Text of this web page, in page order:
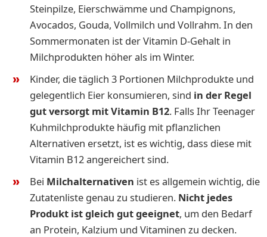
Steinpilze, Eierschwämme und Champignons,
Avocados, Gouda, Vollmilch und Vollrahm. In den
Sommermonaten ist der Vitamin D-Gehalt in
Milchprodukten höher als im Winter.
Kinder, die täglich 3 Portionen Milchprodukte und
gelegentlich Eier konsumieren, sind in der Regel
gut versorgt mit Vitamin B12. Falls Ihr Teenager
Kuhmilchprodukte häufig mit pflanzlichen
Alternativen ersetzt, ist es wichtig, dass diese mit
Vitamin B12 angereichert sind.
Bei Milchalternativen ist es allgemein wichtig, die
Zutatenliste genau zu studieren. Nicht jedes
Produkt ist gleich gut geeignet, um den Bedarf
an Protein, Kalzium und Vitaminen zu decken.